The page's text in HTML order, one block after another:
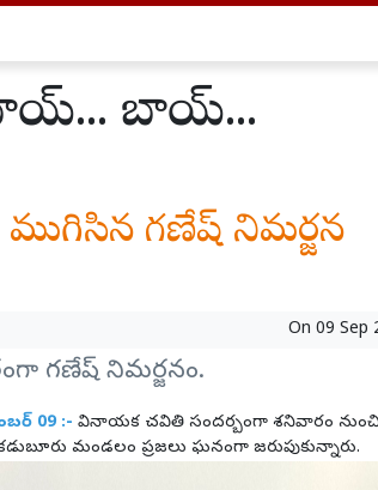
బాయ్...
ముగిసిన గణేష్ నిమర్జన
On 09 Sep
గణేష్ నిమర్జనం.
09 :- వినాయక చవితి సందర్బంగా శనివారం
మండలం ప్రజలు ఘనంగా జరుపుకున్నారు.